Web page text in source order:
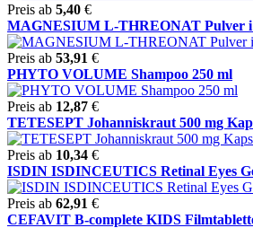
Preis ab 5,40 €
MAGNESIUM L-THREONAT Pulver i
Preis ab 53,91 €
PHYTO VOLUME Shampoo 250 ml
Preis ab 12,87 €
TETESEPT Johanniskraut 500 mg
Preis ab 10,34 €
ISDIN ISDINCEUTICS Retinal Eyes
Preis ab 62,91 €
CEFAVIT B-complete KIDS